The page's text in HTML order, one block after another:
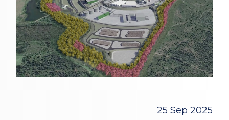
25 Sep 2025